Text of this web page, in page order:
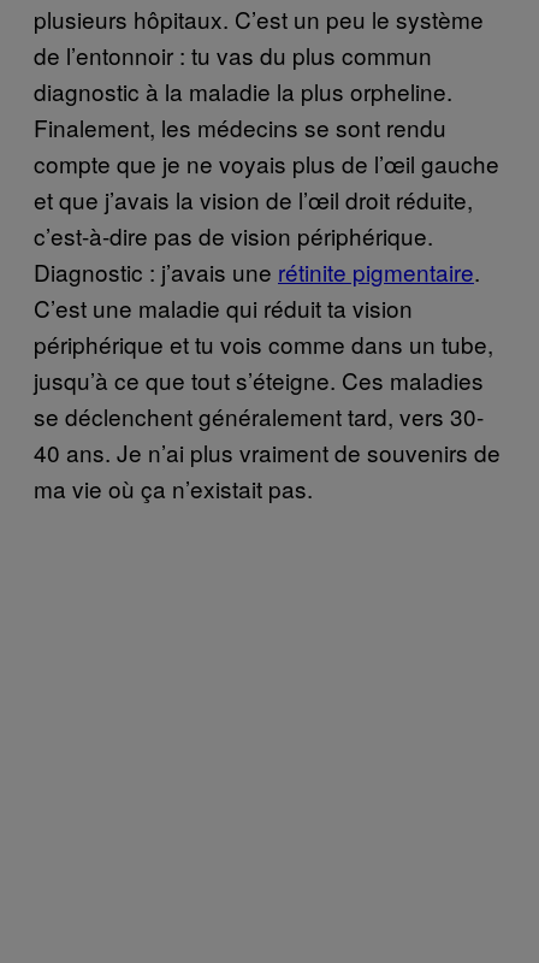
plusieurs hôpitaux. C’est un peu le système
de l’entonnoir : tu vas du plus commun
diagnostic à la maladie la plus orpheline.
Finalement, les médecins se sont rendu
compte que je ne voyais plus de l’œil gauche
et que j’avais la vision de l’œil droit réduite,
c’est-à-dire pas de vision périphérique.
Diagnostic : j’avais une rétinite pigmentaire.
C’est une maladie qui réduit ta vision
périphérique et tu vois comme dans un tube,
jusqu’à ce que tout s’éteigne. Ces maladies
se déclenchent généralement tard, vers 30-
40 ans. Je n’ai plus vraiment de souvenirs de
ma vie où ça n’existait pas.